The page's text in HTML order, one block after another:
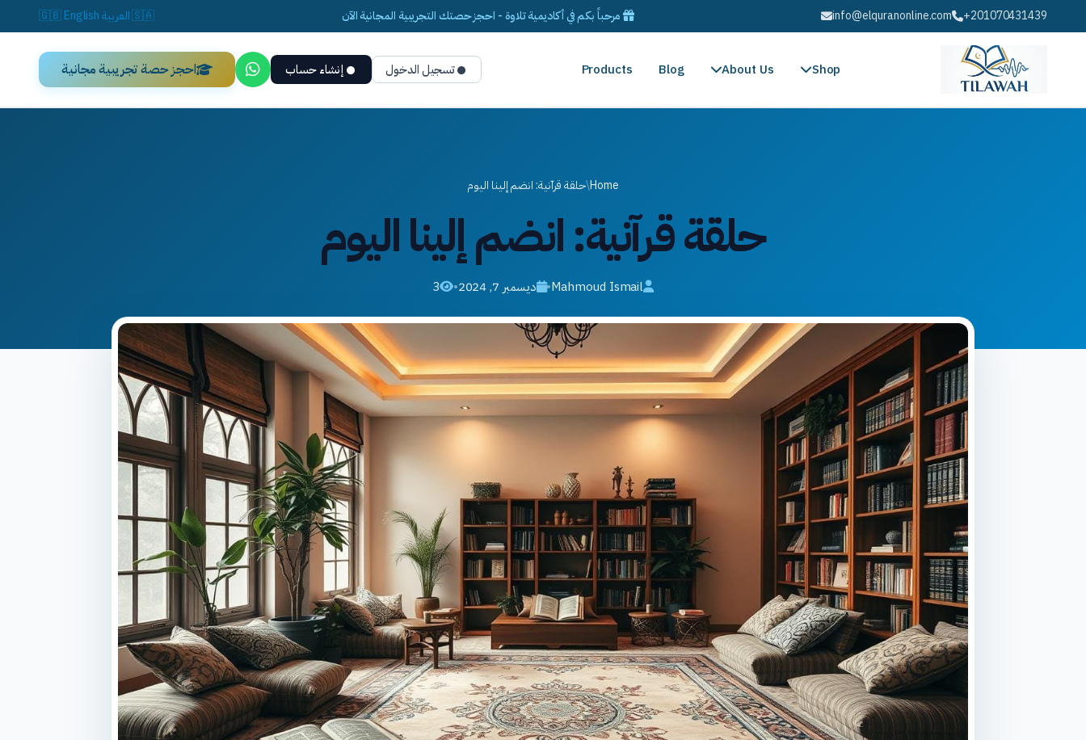
+201070431439
info@elquranonline.com مرحباً بكم في أكاديمية تلاوة - احجز حصتك التجريبية المجانية الآن 🇸🇦العربية 🇬🇧English
Shop
About Us
Blog
Products تسجيل الدخول إنشاء حساب احجز حصة تجريبية مجانية
Home
/حلقة قرآنية: انضم إلينا اليوم
حلقة قرآنية: انضم إلينا اليوم
Mahmoud Ismail
• ديسمبر 7, 2024 •
3